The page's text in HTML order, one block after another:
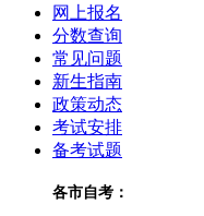
网上报名
分数查询
常见问题
新生指南
政策动态
考试安排
备考试题
各市自考：